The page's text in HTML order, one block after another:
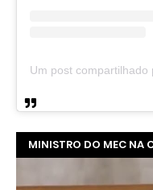
Um post
MINISTRO DO MEC NA